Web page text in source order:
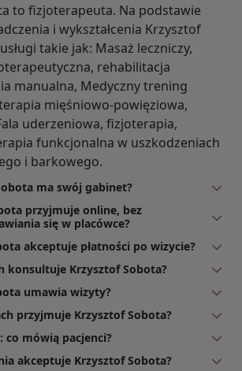
to fizjoterapeuta. Na podstawie
i wykształcenia Krzysztof
takie jak: Masaż leczniczy,
rehabilitacja
manualna, Medyczny trening
mięśniowo-powięziowa,
uderzeniowa, fizjoterapia,
funkcjonalna w uszkodzeniach
i barkowego.
ma swój gabinet?
przyjmuje online, bez
się w placówce?
akceptuje płatności po wizycie?
konsultuje Krzysztof Sobota?
umawia wizyty?
przyjmuje Krzysztof Sobota?
co mówią pacjenci?
akceptuje Krzysztof Sobota?